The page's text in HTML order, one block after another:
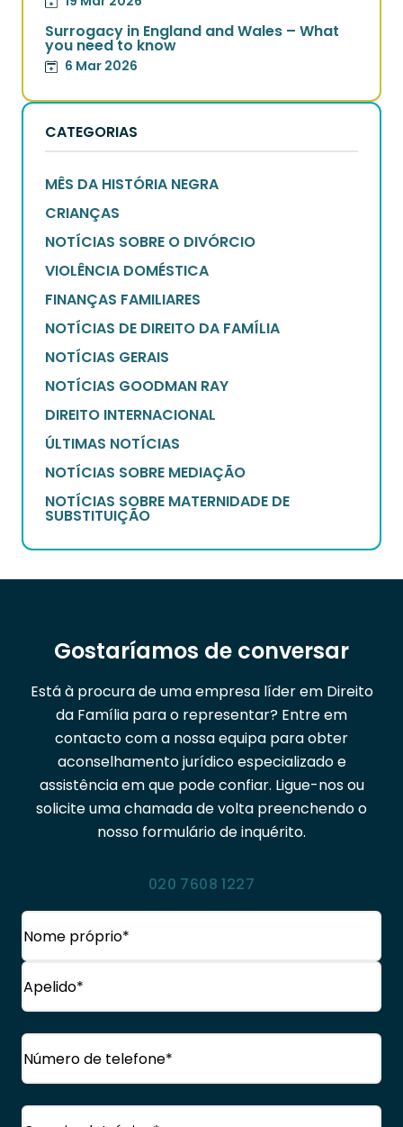
Surrogacy in England and Wales – What
you need to know
6 Mar 2026
CATEGORIAS
MÊS DA HISTÓRIA NEGRA
CRIANÇAS
NOTÍCIAS SOBRE O DIVÓRCIO
VIOLÊNCIA DOMÉSTICA
FINANÇAS FAMILIARES
NOTÍCIAS DE DIREITO DA FAMÍLIA
NOTÍCIAS GERAIS
NOTÍCIAS GOODMAN RAY
DIREITO INTERNACIONAL
ÚLTIMAS NOTÍCIAS
NOTÍCIAS SOBRE MEDIAÇÃO
NOTÍCIAS SOBRE MATERNIDADE DE
SUBSTITUIÇÃO
Gostaríamos de conversar
Está à procura de uma empresa líder em Direito
da Família para o representar? Entre em
contacto com a nossa equipa para obter
aconselhamento jurídico especializado e
assistência em que pode confiar. Ligue-nos ou
solicite uma chamada de volta preenchendo o
nosso formulário de inquérito.
020 7608 1227
Nome
Nome
próprio
Telefone
Correio